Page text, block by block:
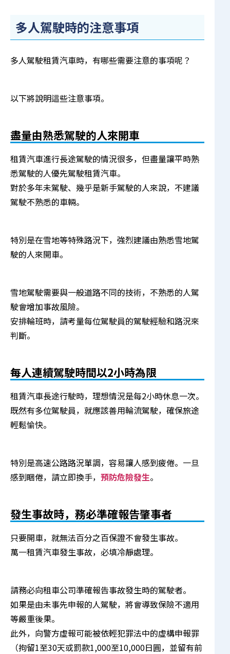
多人駕駛時的注意事項
多人駕駛租賃汽車時，有哪些需要注意的事項呢？
以下將說明這些注意事項。
盡量由熟悉駕駛的人來開車
租賃汽車進行長途駕駛的情況很多，但盡量讓平時熟
悉駕駛的人優先駕駛租賃汽車。
對於多年未駕駛、幾乎是新手駕駛的人來說，不建議
駕駛不熟悉的車輛。
特別是在雪地等特殊路況下，強烈建議由熟悉雪地駕
駛的人來開車。
雪地駕駛需要與一般道路不同的技術，不熟悉的人駕
駛會增加事故風險。
安排輪班時，請考量每位駕駛員的駕駛經驗和路況來
判斷。
每人連續駕駛時間以2小時為限
租賃汽車長途行駛時，理想情況是每2小時休息一次。
既然有多位駕駛員，就應該善用輪流駕駛，確保旅途
輕鬆愉快。
特別是高速公路路況單調，容易讓人感到疲倦。一旦
感到睏倦，請立即換手， 預防危險發生。
發生事故時，務必準確報告肇事者
只要開車，就無法百分之百保證不會發生事故。
萬一租賃汽車發生事故，必填冷靜處理。
請務必向租車公司準確報告事故發生時的駕駛者。
如果是由未事先申報的人駕駛，將會導致保險不適用
等嚴重後果。
此外，向警方虛報可能被依輕犯罪法中的虛構申報罪
（拘留1至30天或罰款1,000至10,000日圓，並留有前